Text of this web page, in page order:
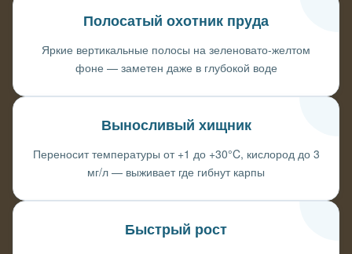
Полосатый охотник пруда
Яркие вертикальные полосы на зеленовато-желтом
фоне — заметен даже в глубокой воде
Выносливый хищник
Переносит температуры от +1 до +30°C, кислород до 3
мг/л — выживает где гибнут карпы
Быстрый рост